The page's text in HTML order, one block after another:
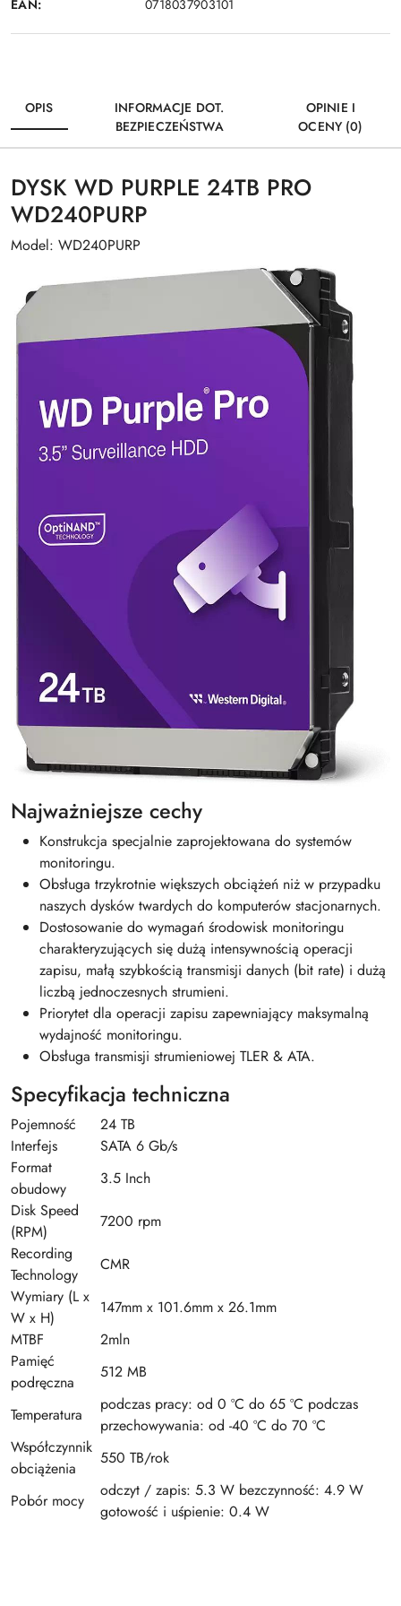
EAN: 0718037903101
OPIS
INFORMACJE DOT.
BEZPIECZEŃSTWA
OPINIE I
OCENY (0)
DYSK WD PURPLE 24TB PRO
WD240PURP
Model: WD240PURP
Najważniejsze cechy
Konstrukcja specjalnie zaprojektowana do systemów
monitoringu.
Obsługa trzykrotnie większych obciążeń niż w przypadku
naszych dysków twardych do komputerów stacjonarnych.
Dostosowanie do wymagań środowisk monitoringu
charakteryzujących się dużą intensywnością operacji
zapisu, małą szybkością transmisji danych (bit rate) i dużą
liczbą jednoczesnych strumieni.
Priorytet dla operacji zapisu zapewniający maksymalną
wydajność monitoringu.
Obsługa transmisji strumieniowej TLER & ATA.
Specyfikacja techniczna
Pojemność
24 TB
Interfejs
SATA 6 Gb/s
Format
obudowy
3.5 Inch
Disk Speed
(RPM)
7200 rpm
Recording
Technology
CMR
Wymiary (L x
W x H)
147mm x 101.6mm x 26.1mm
MTBF
2mln
Pamięć
podręczna
‎512 MB
Temperatura
podczas pracy: od 0 ºC do 65 ºC podczas
przechowywania: od -40 ºC do 70 ºC
Współczynnik
obciążenia
550 TB/rok
Pobór mocy
odczyt / zapis: 5.3 W bezczynność: 4.9 W
gotowość i uśpienie: 0.4 W